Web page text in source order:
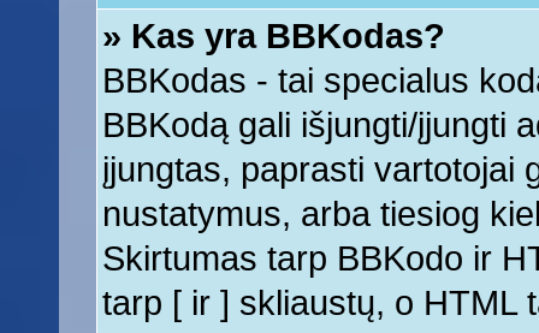
» Kas yra BBKodas?
BBKodas - tai specialus
BBKodą gali išjungti/įjungti
įjungtas, paprasti vartotojai
nustatymus, arba tiesiog
Skirtumas tarp BBKodo ir
tarp [ ir ] skliaustų, o HTML